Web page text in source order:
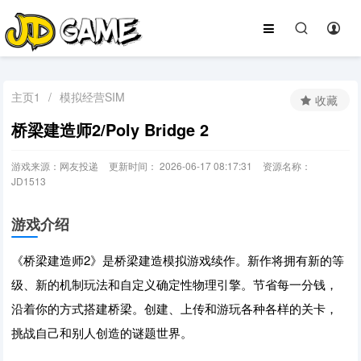
主页1 / 模拟经营SIM
桥梁建造师2/Poly Bridge 2
游戏来源：网友投递 更新时间： 2026-06-17 08:17:31
资源名称：
JD1513
收藏
游戏介绍
《桥梁建造师2》是桥梁建造模拟游戏续作。新作将拥有新的等
级、新的机制玩法和自定义确定性物理引擎。节省每一分钱，
沿着你的方式搭建桥梁。创建、上传和游玩各种各样的关卡，
挑战自己和别人创造的谜题世界。